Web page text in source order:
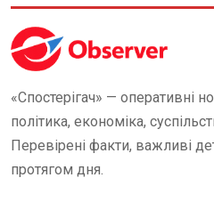
«Спостерігач» — оперативні
політика, економіка,
Перевірені факти, важливі
протягом дня.